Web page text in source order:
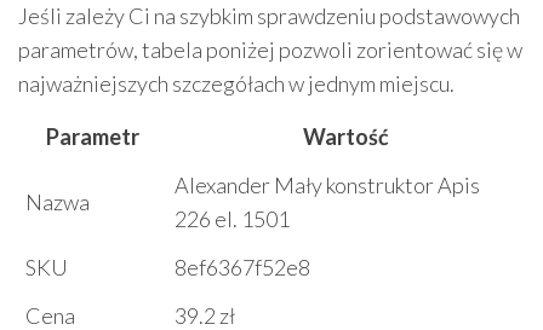
Jeśli zależy Ci na szybkim sprawdzeniu podstawowych
parametrów, tabela poniżej pozwoli zorientować się w
najważniejszych szczegółach w jednym miejscu.
Parametr
Wartość
Nazwa
Alexander Mały konstruktor Apis
226 el. 1501
SKU
8ef6367f52e8
Cena
39.2 zł